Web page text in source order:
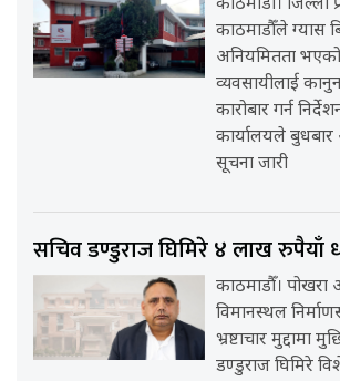
काठमाडौँ। जिल्ला
काठमाडौँले ग्यास
अनियमितता
व्यवसायीलाई
कारोबार गर्न
कार्यालयले
सूचना जारी
सचिव डण्डुराज घिमिरे ४ लाख रुपैयाँ
काठमाडौँ। पोखरा
विमानस्थल
भ्रष्टाचार मुद्दामा
डण्डुराज घिमिरे